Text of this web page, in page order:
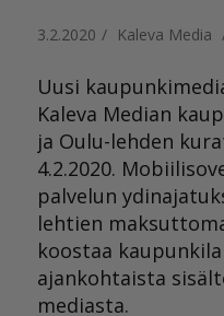
3.2.2020 / Kaleva Media
Uusi
Kaleva Median
ja Oulu-lehden
4.2.2020.
palvelun
lehtien
koostaa
ajankohtaista
mediasta.